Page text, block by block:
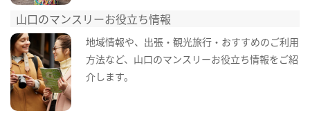
山口のマンスリーお役立ち情報
地域情報や、出張・観光旅行・おすすめのご利用
方法など、山口のマンスリーお役立ち情報をご紹
介します。